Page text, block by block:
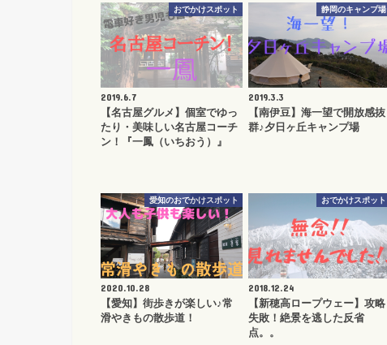
おでかけスポット
2019.6.7
【名古屋グルメ】個室でゆっ
たり・美味しい名古屋コーチ
ン！『一鳳（いちおう）』
静岡のキャンプ場
2019.3.3
【南伊豆】海一望で開放感抜
群♪夕日ヶ丘キャンプ場
愛知のおでかけスポット
2020.10.28
【愛知】街歩きが楽しい♪常
滑やきもの散歩道！
おでかけスポット
2018.12.24
【新穂高ロープウェー】攻略
失敗！絶景を逃した反省
点。。